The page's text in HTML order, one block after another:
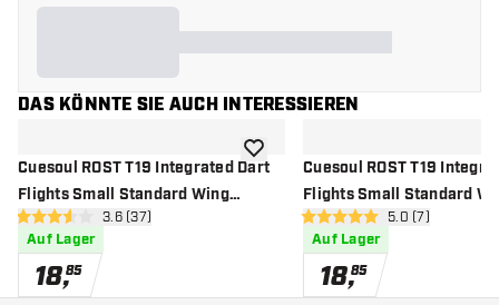
DAS KÖNNTE SIE AUCH INTERESSIEREN
Cuesoul ROST T19 Integrated Dart
Flights Small Standard Wing
Carbon Black Yellow - Dart Flights
Bewertungsbereich öffnen
3.6 Bewertungssterne
3.6 (37)
Auf Lager
18,85
Zur Wunschliste hinzufügen
Cuesoul ROST T19
Flights Small Standard
Carbon Red - Dart Flights
5 Bewertungssterne
5.0 (7)
Auf Lager
18,85